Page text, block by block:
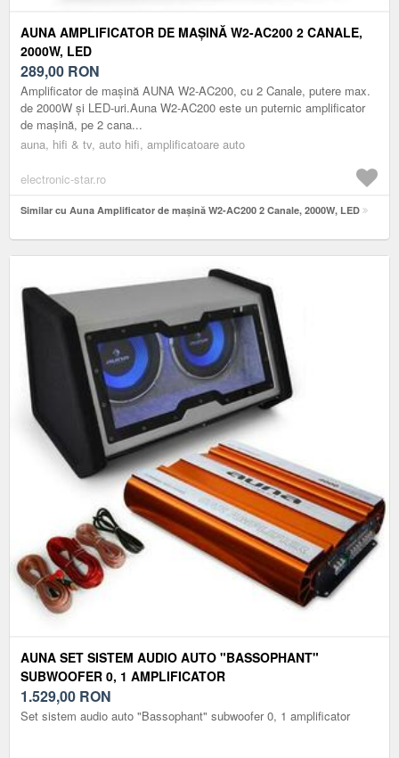
AUNA AMPLIFICATOR DE MAȘINĂ W2-AC200 2 CANALE,
2000W, LED
289,00 RON
Amplificator de mașină AUNA W2-AC200, cu 2 Canale, putere max.
de 2000W și LED-uri.Auna W2-AC200 este un puternic amplificator
de mașină, pe 2 cana...
auna, hifi & tv, auto hifi, amplificatoare auto
electronic-star.ro
Similar cu Auna Amplificator de mașină W2-AC200 2 Canale, 2000W, LED
AUNA SET SISTEM AUDIO AUTO "BASSOPHANT"
SUBWOOFER 0, 1 AMPLIFICATOR
1.529,00 RON
Set sistem audio auto "Bassophant" subwoofer 0, 1 amplificator